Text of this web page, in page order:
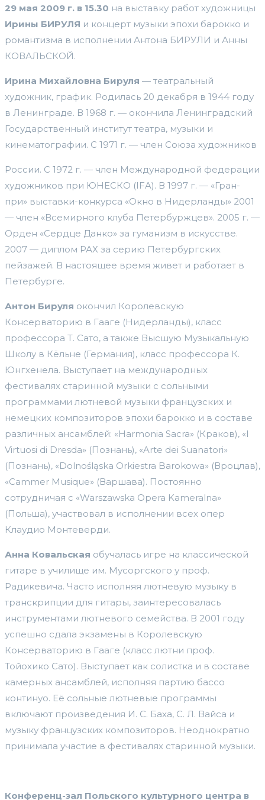
29 мая 2009 г. в 15.30 на выставку работ художницы
Ирины БИРУЛЯ и концерт музыки эпохи барокко и
романтизма в исполнении Антона БИРУЛИ и Анны
КОВАЛЬСКОЙ.
Ирина Михайловна Бируля — театральный
художник, график. Родилась 20 декабря в 1944 году
в Ленинграде. В 1968 г. — окончила Ленинградский
Государственный институт театра, музыки и
кинематографии. С 1971 г. — член Союза художников
России. С 1972 г. — член Международной федерации
художников при ЮНЕСКО (IFA). В 1997 г. — «Гран-
при» выставки-конкурса «Окно в Нидерланды» 2001
— член «Всемирного клуба Петербуржцев». 2005 г. —
Орден «Сердце Данко» за гуманизм в искусстве.
2007 — диплом РАХ за серию Петербургских
пейзажей. В настоящее время живет и работает в
Петербурге.
Антон Бируля окончил Королевскую
Консерваторию в Гааге (Нидерланды), класс
профессора Т. Сато, а также Высшую Музыкальную
Школу в Кёльне (Германия), класс профессора К.
Юнгхенела. Выступает на международных
фестивалях старинной музыки с сольными
программами лютневой музыки французских и
немецких композиторов эпохи барокко и в составе
различных ансамблей: «Harmonia Sacra» (Краков), «I
Virtuosi di Dresda» (Познань), «Arte dei Suanatori»
(Познань), «Dolnośląska Orkiestra Barokowa» (Вроцлав),
«Cammer Musique» (Варшава). Постоянно
сотрудничая с «Warszawska Opera Kameralna»
(Польша), участвовал в исполнении всех опер
Клаудио Монтеверди.
Анна Ковальская обучалась игре на классической
гитаре в училище им. Мусоргского у проф.
Радикевича. Часто исполняя лютневую музыку в
транскрипции для гитары, заинтересовалась
инструментами лютневого семейства. В 2001 году
успешно сдала экзамены в Королевскую
Консерваторию в Гааге (класс лютни проф.
Тойохико Сато). Выступает как солистка и в составе
камерных ансамблей, исполняя партию бассо
континуо. Её сольные лютневые программы
включают произведения И. С. Баха, С. Л. Вайса и
музыку французских композиторов. Неоднократно
принимала участие в фестивалях старинной музыки.
Конференц-зал Польского культурного центра в